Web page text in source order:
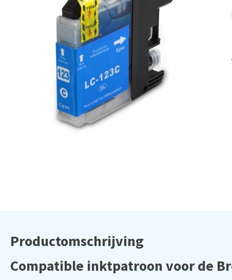
Productomschrijving
Compatible inktpatroon voor de